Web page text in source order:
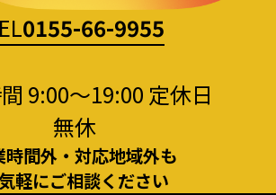
0155-66-9955
9:00～19:00 定休日
無休
時間外・対応地域外も
軽にご相談ください